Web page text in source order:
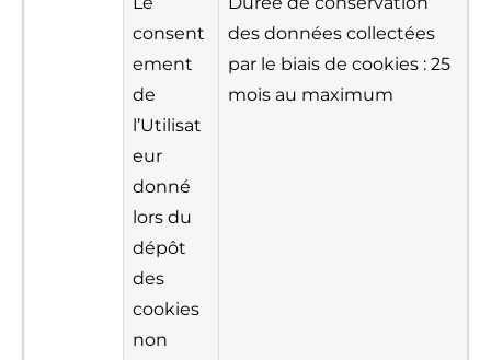
consent
ement
de
l’Utilisat
eur
donné
lors du
dépôt
des
cookies
non
des données collectées
par le biais de cookies : 25
mois au maximum